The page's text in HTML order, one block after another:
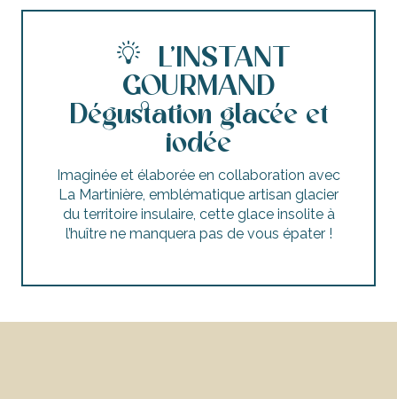
L’INSTANT
GOURMAND
Dégustation glacée et
iodée
Imaginée et élaborée en collaboration avec
La Martinière, emblématique artisan glacier
du territoire insulaire, cette glace insolite à
l’huître ne manquera pas de vous épater !